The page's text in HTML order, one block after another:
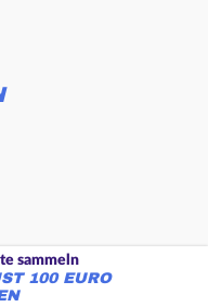
sammeln
100 EURO